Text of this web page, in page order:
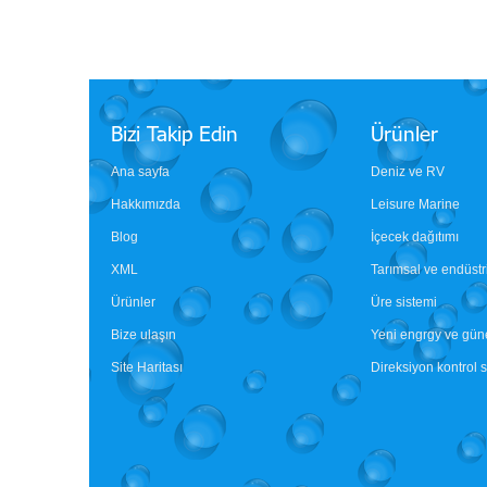
Bizi Takip Edin
Ana sayfa
Hakkımızda
Blog
XML
Ürünler
Bize ulaşın
Site Haritası
Ürünler
Deniz ve RV
Leisure Marine
İçecek dağıtımı
Tarımsal ve
Üre sistemi
Yeni engrgy ve
Direksiyon kontrol